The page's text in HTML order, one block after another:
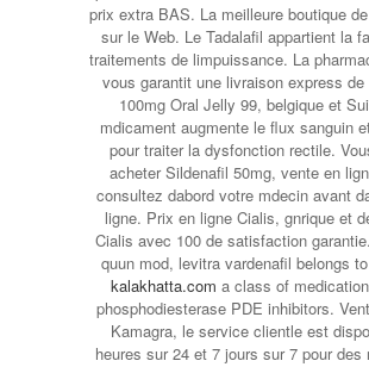
prix extra BAS. La meilleure boutique
sur le Web. Le Tadalafil appartient la
traitements de limpuissance. La
vous garantit une livraison express de
100mg Oral Jelly 99, belgique et
mdicament augmente le flux sanguin
pour traiter la dysfonction rectile.
acheter Sildenafil 50mg, vente en
consultez dabord votre mdecin avant
ligne. Prix en ligne Cialis, gnrique et
Cialis avec 100 de satisfaction
quun mod, levitra vardenafil belongs to
kalakhatta.com a class of
phosphodiesterase PDE inhibitors.
Kamagra, le service clientle est
heures sur 24 et 7 jours sur 7 pour des